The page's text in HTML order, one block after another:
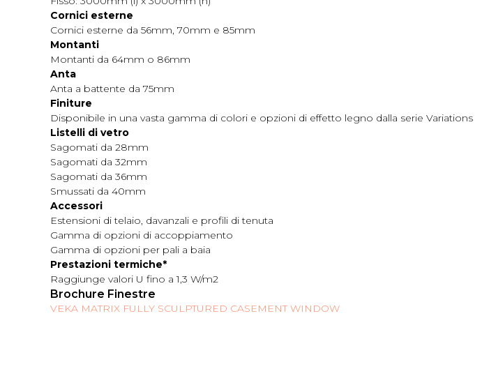
Cornici esterne
Cornici esterne da 56mm, 70mm e 85mm
Montanti
Montanti da 64mm o 86mm
Anta
Anta a battente da 75mm
Finiture
Disponibile in una vasta gamma di colori e opzioni di effetto legno dalla serie Variations
Listelli di vetro
Sagomati da 28mm
Sagomati da 32mm
Sagomati da 36mm
Smussati da 40mm
Accessori
Estensioni di telaio, davanzali e profili di tenuta
Gamma di opzioni di accoppiamento
Gamma di opzioni per pali a baia
Prestazioni termiche*
Raggiunge valori U fino a 1,3 W/m2
Brochure Finestre
VEKA MATRIX FULLY SCULPTURED CASEMENT WINDOW